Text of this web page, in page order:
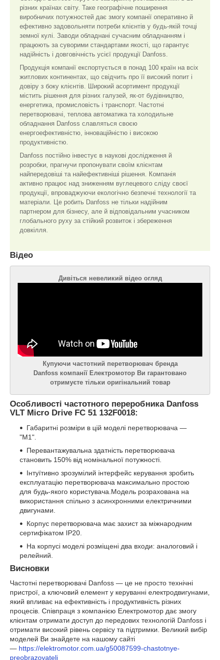
різних країнах світу. Таке географічне поширення
виробничих потужностей дає змогу компанії оперативно й
ефективно задовольняти потреби клієнтів у будь-якій точці
земної кулі. Заводи обладнані сучасним обладнанням і
працюють за суворими стандартами якості, що гарантує
надійність і довговічність усієї продукції Danfoss.
Продукція компанії експортується в понад 100 країн на всіх
житлових континентах, що свідчить про її високий попит і
довіру з боку клієнтів. Широкий асортимент продукції
містить рішення для різних галузей, як-от будівництво,
енергетика, промисловість і транспорт. Частотні
перетворювачі, теплова автоматика та холодильне
обладнання Danfoss славляться своєю
енергоефективністю, інноваційністю і високою
продуктивністю.
Danfoss постійно інвестує в наукові дослідження й
розробки, прагнучи пропонувати своїм клієнтам
найпередовіші та найефективніші рішення. Компанія
активно працює над зниженням вуглецевого сліду своєї
продукції, впроваджуючи екологічно безпечні технології та
матеріали. Це робить Danfoss не тільки надійним
партнером для бізнесу, але й відповідальним учасником
глобального руху за стійкий розвиток і збереження
довкілля.
Відео
Дивіться невеликий відео огляд
Купуючи частотний перетворювач бренда
Danfoss компанії Електромотор Ви гарантовано
отримуєте тільки оригінальний товар
Особливості частотного переробника Danfoss
VLT Micro Drive FC 51 132F0018:
Габаритні розміри в цій моделі перетворювача —
"M1".
Перевантажувальна здатність перетворювача
становить 150% від номінальної потужності.
Інтуїтивно зрозумілий інтерфейс керування зробить
експлуатацію перетворювача максимально простою
для будь-якого користувача.Модель розрахована на
використання спільно з асинхронними електричними
двигунами.
Корпус перетворювача має захист за міжнародним
сертифікатом IP20.
На корпусі моделі розміщені два входи: аналоговий і
релейний.
Висновки
Частотні перетворювачі Danfoss — це не просто технічні
пристрої, а ключовий елемент у керуванні електродвигунами,
який впливає на ефективність і продуктивність різних
процесів. Співпраця з компанією Електромотор дає змогу
клієнтам отримати доступ до передових технологій Danfoss і
отримати високий рівень сервісу та підтримки. Великий вибір
моделей Ви знайдете на нашому сайті
— https://elektromotor.com.ua/g50087599-chastotnye-
preobrazovateli